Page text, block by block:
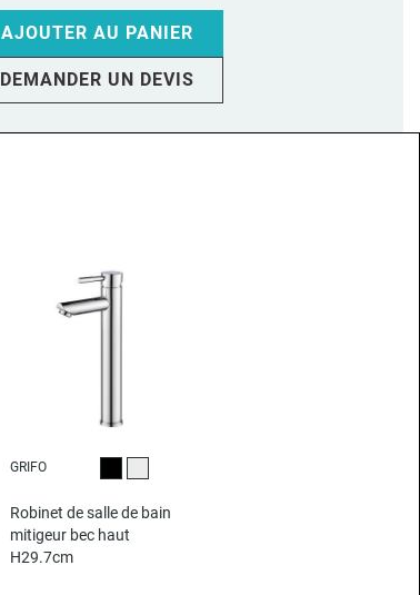
AJOUTER AU PANIER
DEMANDER UN DEVIS
GRIFO
NoirChromé
Robinet de salle de bain
mitigeur bec haut
H29.7cm